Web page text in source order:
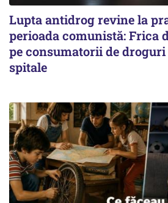
Lupta antidrog revine la
perioada comunistă: Frica
pe consumatorii de droguri
spitale